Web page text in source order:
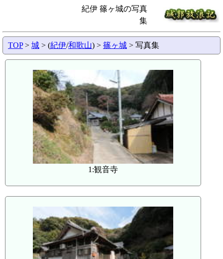
紀伊 篠ヶ城の写真
集
TOP> 城 > (紀伊/和歌山) > 篠ヶ城 > 写真集
1:観音寺